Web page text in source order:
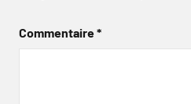
Commentaire*